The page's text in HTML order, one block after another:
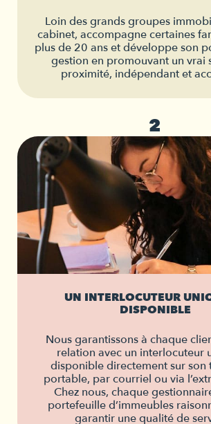
Loin des grands groupes
cabinet, accompagne certaines
plus de 20 ans et développe son
gestion en promouvant un vrai
proximité, indépendant et
UN INTERLOCUTEUR
DISPONIBLE
Nous garantissons à chaque
relation avec un interlocuteur
disponible directement sur son
portable, par courriel ou via
Chez nous, chaque
portefeuille d’immeubles
garantir une qualité de
2